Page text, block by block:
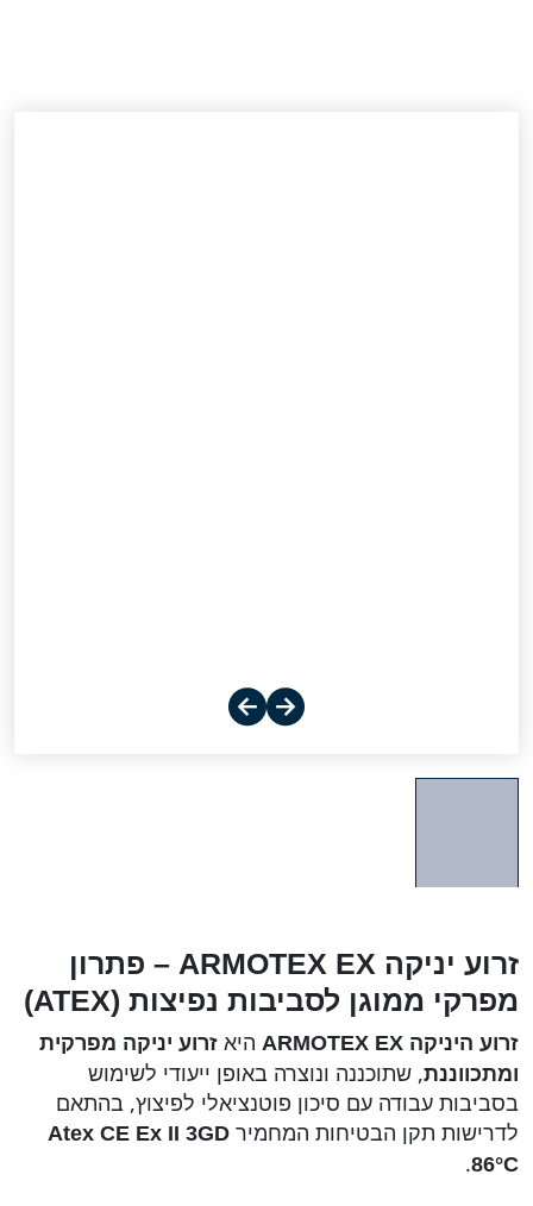
זרוע יניקה ARMOTEX EX – פתרון
מפרקי ממוגן לסביבות נפיצות (ATEX)
זרוע היניקה ARMOTEX EX היא זרוע יניקה מפרקית
ומתכווננת, שתוכננה ונוצרה באופן ייעודי לשימוש
בסביבות עבודה עם סיכון פוטנציאלי לפיצוץ, בהתאם
לדרישות תקן הבטיחות המחמיר Atex CE Ex II 3GD
86°C
.